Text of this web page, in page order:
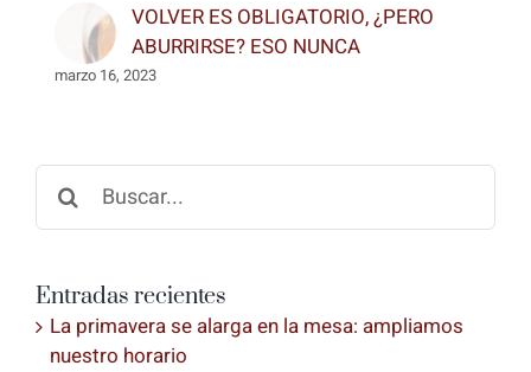
VOLVER ES OBLIGATORIO, ¿PERO
ABURRIRSE? ESO NUNCA
marzo 16, 2023
Buscar:
Entradas recientes
La primavera se alarga en la mesa: ampliamos
nuestro horario